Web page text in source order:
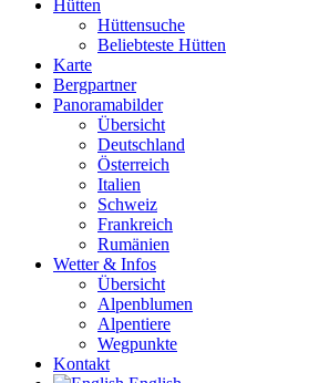
Hütten
Hüttensuche
Beliebteste Hütten
Karte
Bergpartner
Panoramabilder
Übersicht
Deutschland
Österreich
Italien
Schweiz
Frankreich
Rumänien
Wetter & Infos
Übersicht
Alpenblumen
Alpentiere
Wegpunkte
Kontakt